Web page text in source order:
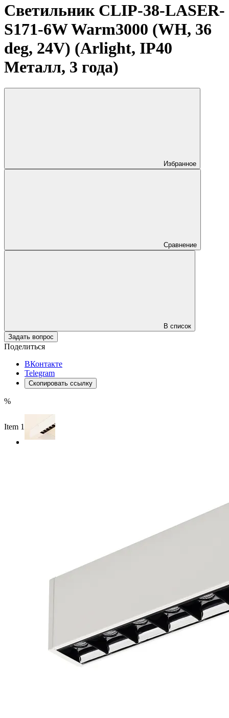
Светильник CLIP-38-LASER-
S171-6W Warm3000 (WH, 36
deg, 24V) (Arlight, IP40
Металл, 3 года)
Избранное
Сравнение
В список
Задать вопрос
Поделиться
ВКонтакте
Telegram
Скопировать ссылку
%
Item 1 of 2